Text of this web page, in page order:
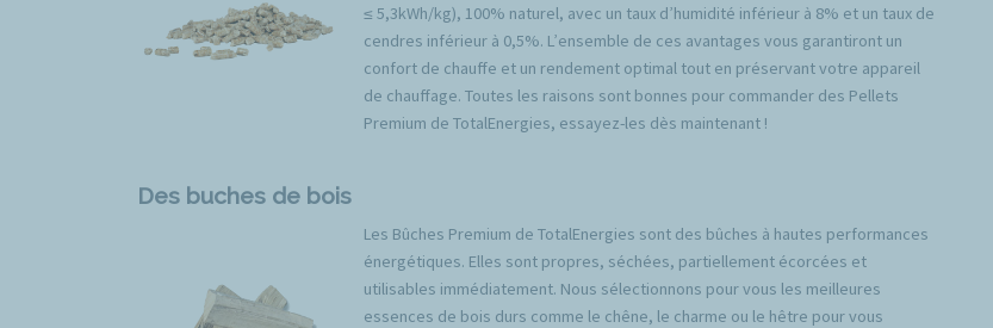
≤ 5,3kWh/kg), 100% naturel, avec un taux d’humidité inférieur à 8% et un taux de
cendres inférieur à 0,5%. L’ensemble de ces avantages vous garantiront un
confort de chauffe et un rendement optimal tout en préservant votre appareil
de chauffage. Toutes les raisons sont bonnes pour commander des Pellets
Premium de TotalEnergies, essayez-les dès maintenant !
Des buches de bois
Les Bûches Premium de TotalEnergies sont des bûches à hautes performances
énergétiques. Elles sont propres, séchées, partiellement écorcées et
utilisables immédiatement. Nous sélectionnons pour vous les meilleures
essences de bois durs comme le chêne, le charme ou le hêtre pour vous